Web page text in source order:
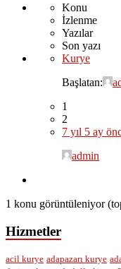
Konu
İzlenme
Yazılar
Son yazı
Kurye
Başlatan:
1
2
7 yıl 5 ay
admin
1 konu görüntüleniyor
Hizmetler
acil kurye adapazarı kurye